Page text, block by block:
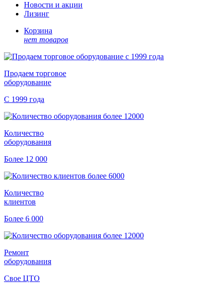
Новости и акции
Лизинг
Корзина
нет товаров
Продаем торговое
оборудование
С 1999 года
Количество
оборудования
Более 12 000
Количество
клиентов
Более 6 000
Ремонт
оборудования
Свое ЦТО